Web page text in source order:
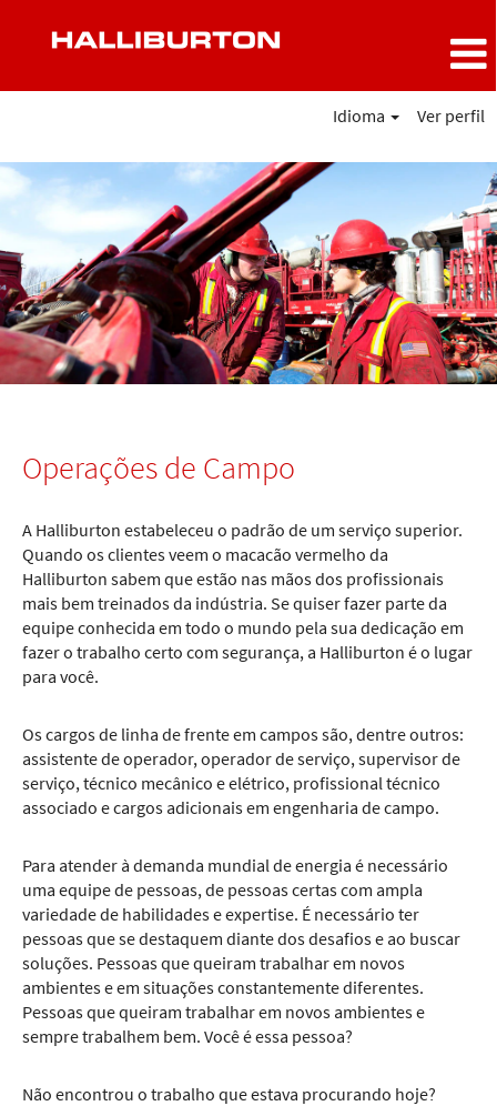
Idioma Ver perfil
de
Campo
Operações de Campo
A Halliburton estabeleceu o padrão de um serviço superior.
Quando os clientes veem o macacão vermelho da
Halliburton sabem que estão nas mãos dos profissionais
mais bem treinados da indústria. Se quiser fazer parte da
equipe conhecida em todo o mundo pela sua dedicação em
fazer o trabalho certo com segurança, a Halliburton é o lugar
para você.
Os cargos de linha de frente em campos são, dentre outros:
assistente de operador, operador de serviço, supervisor de
serviço, técnico mecânico e elétrico, profissional técnico
associado e cargos adicionais em engenharia de campo.
Para atender à demanda mundial de energia é necessário
uma equipe de pessoas, de pessoas certas com ampla
variedade de habilidades e expertise. É necessário ter
pessoas que se destaquem diante dos desafios e ao buscar
soluções. Pessoas que queiram trabalhar em novos
ambientes e em situações constantemente diferentes.
Pessoas que queiram trabalhar em novos ambientes e
sempre trabalhem bem. Você é essa pessoa?
Não encontrou o trabalho que estava procurando hoje?